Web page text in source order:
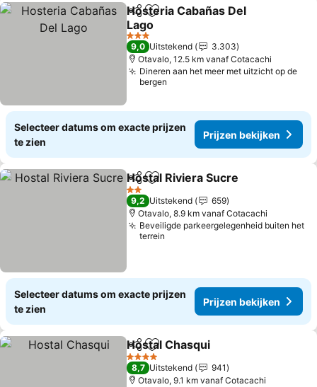
DelenToevoegen aan favorieten
Hosteria Cabañas Del
Lago
Prijzen bekijken
3 Sterren
9,0 Uitstekend
3.303
Otavalo, 12.5 km vanaf Cotacachi
Dineren aan het meer met uitzicht op de
bergen
Selecteer datums om exacte prijzen
te zien
Prijzen bekijken
DelenToevoegen aan favorieten
Hostal Riviera Sucre
2 Sterren
9,2 Uitstekend
659
Otavalo, 8.9 km vanaf Cotacachi
Beveiligde parkeergelegenheid buiten het
terrein
Selecteer datums om exacte prijzen
te zien
Prijzen bekijken
DelenToevoegen aan favorieten
Hostal Chasqui
4 Sterren
8,7 Uitstekend
941
Otavalo, 9.1 km vanaf Cotacachi